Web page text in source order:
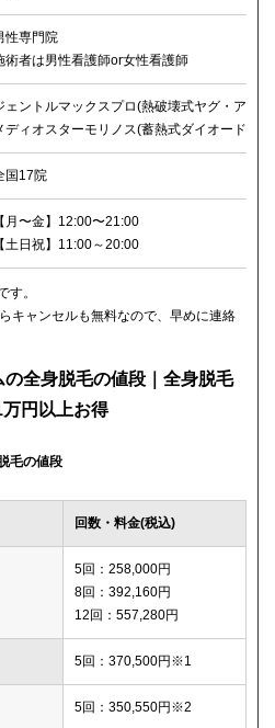
性専門院
術者は男性看護師or女性看護師
ェントルマックスプロ(熱破壊式ヤグ・アレキ
ディオスターモリノス(蓄熱式ダイオード)
国17院
【月〜金】12:00〜21:00
【土日祝】11:00～20:00
す。
キャンセルも無料なので、早めに連絡
全身脱毛の値段｜全身脱毛
円以上お得
毛の値段
回数・料金(税込)
5回：258,000円
8回：392,160円
12回：557,280円
5回：370,500円※1
5回：350,550円※2